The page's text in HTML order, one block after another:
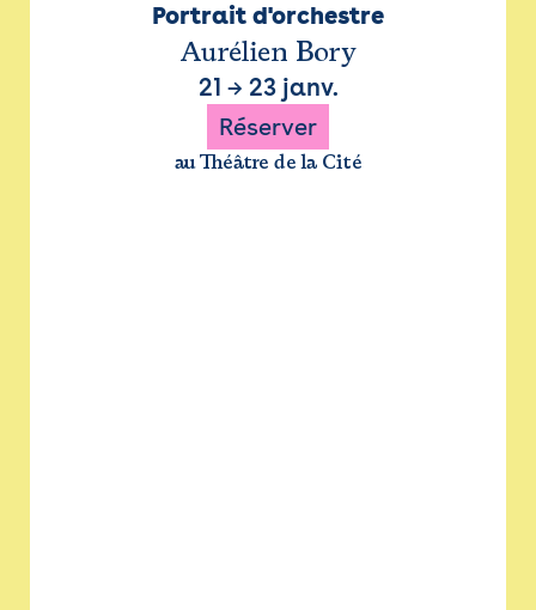
Portrait d'orchestre
Aurélien Bory
21 → 23 janv.
Réserver
au Théâtre de la Cité